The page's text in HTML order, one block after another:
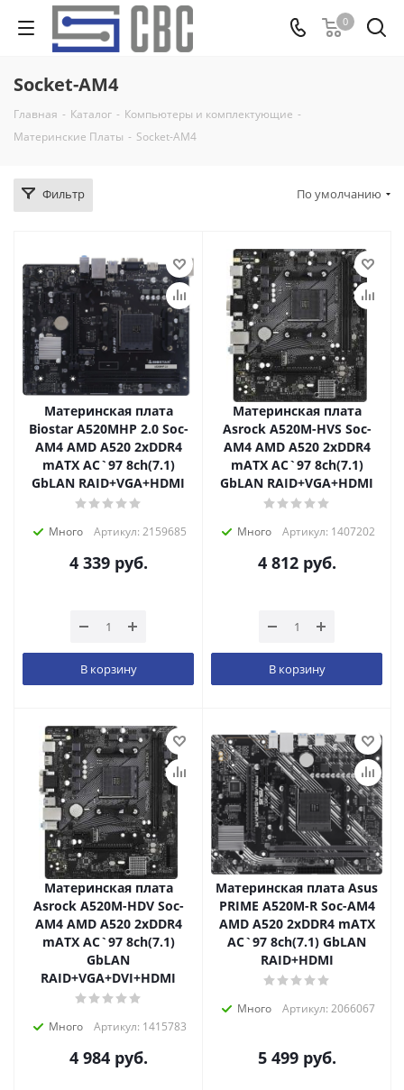
0
Socket-AM4
Главная - Каталог - Компьютеры и комплектующие -
Материнские Платы - Socket-AM4
Фильтр По умолчанию
Материнская плата
Biostar A520MHP 2.0 Soc-
AM4 AMD A520 2xDDR4
mATX AC`97 8ch(7.1)
GbLAN RAID+VGA+HDMI
Много Артикул: 2159685
4 339руб.
В корзину
Материнская плата
Asrock A520M-HVS Soc-
AM4 AMD A520 2xDDR4
mATX AC`97 8ch(7.1)
GbLAN RAID+VGA+HDMI
Много Артикул: 1407202
4 812руб.
В корзину
Материнская плата
Asrock A520M-HDV Soc-
AM4 AMD A520 2xDDR4
mATX AC`97 8ch(7.1)
GbLAN
RAID+VGA+DVI+HDMI
Много Артикул: 1415783
4 984руб.
Материнская плата Asus
PRIME A520M-R Soc-AM4
AMD A520 2xDDR4 mATX
AC`97 8ch(7.1) GbLAN
RAID+HDMI
Много Артикул: 2066067
5 499руб.